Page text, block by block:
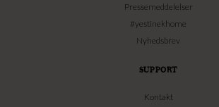
Pressemeddelelser
#yestinekhome
Nyhedsbrev
SUPPORT
Kontakt